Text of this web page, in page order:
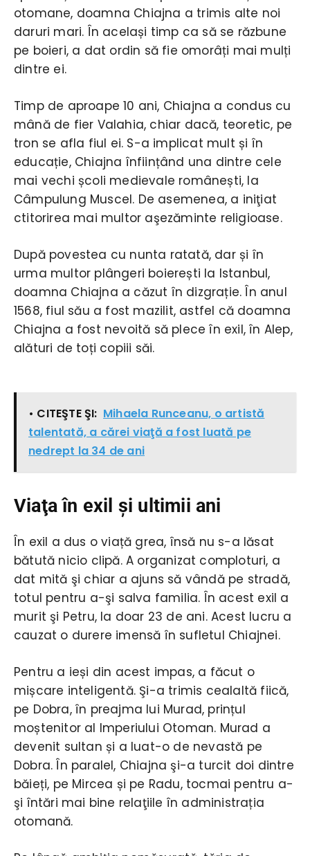
otomane, doamna Chiajna a trimis alte noi
daruri mari. În același timp ca să se răzbune
pe boieri, a dat ordin să fie omorâți mai mulți
dintre ei.
Timp de aproape 10 ani, Chiajna a condus cu
mână de fier Valahia, chiar dacă, teoretic, pe
tron se afla fiul ei. S-a implicat mult și în
educație, Chiajna înființând una dintre cele
mai vechi școli medievale românești, la
Câmpulung Muscel. De asemenea, a iniţiat
ctitorirea mai multor aşezăminte religioase.
După povestea cu nunta ratată, dar și în
urma multor plângeri boierești la Istanbul,
doamna Chiajna a căzut în dizgrație. În anul
1568, fiul său a fost mazilit, astfel că doamna
Chiajna a fost nevoită să plece în exil, în Alep,
alături de toți copiii săi.
• CITEŞTE ŞI: Mihaela Runceanu, o artistă
talentată, a cărei viaţă a fost luată pe
nedrept la 34 de ani
Viaţa în exil şi ultimii ani
În exil a dus o viață grea, însă nu s-a lăsat
bătută nicio clipă. A organizat comploturi, a
dat mită şi chiar a ajuns să vândă pe stradă,
totul pentru a-şi salva familia. În acest exil a
murit şi Petru, la doar 23 de ani. Acest lucru a
cauzat o durere imensă în sufletul Chiajnei.
Pentru a ieși din acest impas, a făcut o
mișcare inteligentă. Şi-a trimis cealaltă fiică,
pe Dobra, în preajma lui Murad, prințul
moștenitor al Imperiului Otoman. Murad a
devenit sultan și a luat-o de nevastă pe
Dobra. În paralel, Chiajna şi-a turcit doi dintre
băieți, pe Mircea și pe Radu, tocmai pentru a-
şi întări mai bine relaţiile în administrația
otomană.